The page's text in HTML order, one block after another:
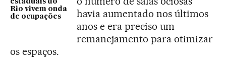
Rio vivem onda
de ocupações
havia aumentado nos últimos
anos e era preciso um
remanejamento para otimizar
os espaços.